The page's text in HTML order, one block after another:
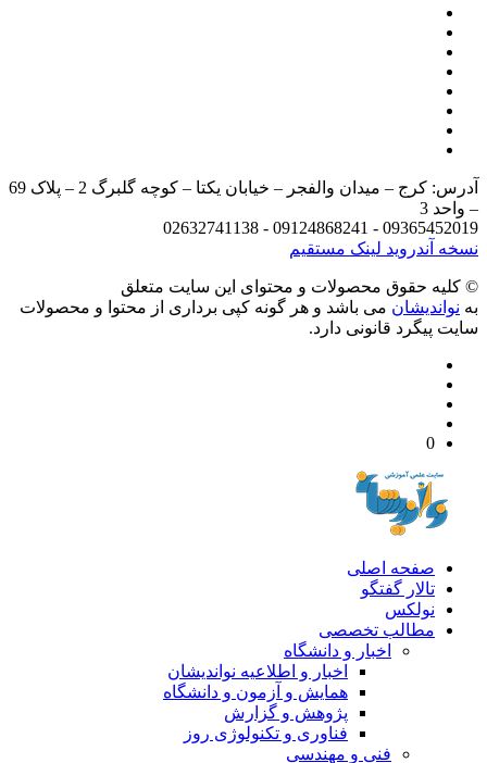
آدرس: کرج – میدان والفجر – خیابان یکتا – کوچه گلبرگ 2 – پلاک 69
3
09365452019 - 09124868241 -
آندرویدلینک مستقیم
حقوق محصولات و محتوای اين سایت متعلق
می باشد و هر گونه کپی برداری از محتوا و محصولات
پیگرد قانونی دارد.
صفحه اصلی
تالار گفتگو
نولکس
مطالب تخصصی
اخبار و دانشگاه
اخبار و اطلاعیه نواندیشان
همایش و آزمون و دانشگاه
پژوهش و گزارش
فناوری و تکنولوژی روز
فنی و مهندسی